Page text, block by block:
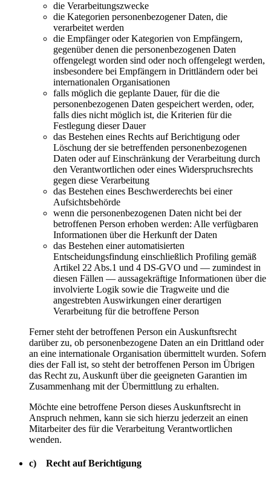
die Verarbeitungszwecke
die Kategorien personenbezogener Daten, die
verarbeitet werden
die Empfänger oder Kategorien von Empfängern,
gegenüber denen die personenbezogenen Daten
offengelegt worden sind oder noch offengelegt werden,
insbesondere bei Empfängern in Drittländern oder bei
internationalen Organisationen
falls möglich die geplante Dauer, für die die
personenbezogenen Daten gespeichert werden, oder,
falls dies nicht möglich ist, die Kriterien für die
Festlegung dieser Dauer
das Bestehen eines Rechts auf Berichtigung oder
Löschung der sie betreffenden personenbezogenen
Daten oder auf Einschränkung der Verarbeitung durch
den Verantwortlichen oder eines Widerspruchsrechts
gegen diese Verarbeitung
das Bestehen eines Beschwerderechts bei einer
Aufsichtsbehörde
wenn die personenbezogenen Daten nicht bei der
betroffenen Person erhoben werden: Alle verfügbaren
Informationen über die Herkunft der Daten
das Bestehen einer automatisierten
Entscheidungsfindung einschließlich Profiling gemäß
Artikel 22 Abs.1 und 4 DS-GVO und — zumindest in
diesen Fällen — aussagekräftige Informationen über die
involvierte Logik sowie die Tragweite und die
angestrebten Auswirkungen einer derartigen
Verarbeitung für die betroffene Person
Ferner steht der betroffenen Person ein Auskunftsrecht
darüber zu, ob personenbezogene Daten an ein Drittland oder
an eine internationale Organisation übermittelt wurden. Sofern
dies der Fall ist, so steht der betroffenen Person im Übrigen
das Recht zu, Auskunft über die geeigneten Garantien im
Zusammenhang mit der Übermittlung zu erhalten.
Möchte eine betroffene Person dieses Auskunftsrecht in
Anspruch nehmen, kann sie sich hierzu jederzeit an einen
Mitarbeiter des für die Verarbeitung Verantwortlichen
wenden.
c) Recht auf Berichtigung